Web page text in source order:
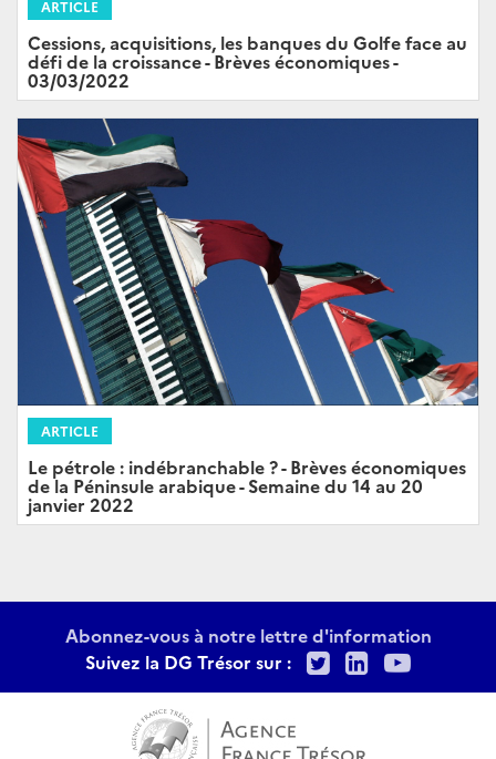
ARTICLE
Cessions, acquisitions, les banques du Golfe face au
défi de la croissance - Brèves économiques -
03/03/2022
ARTICLE
Le pétrole : indébranchable ? - Brèves économiques
de la Péninsule arabique - Semaine du 14 au 20
janvier 2022
Abonnez-vous à notre lettre d'information
Suivez la DG Trésor sur :
TwitterLinkedIn